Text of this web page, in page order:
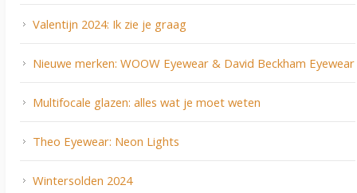
Valentijn 2024: Ik zie je graag
Nieuwe merken: WOOW Eyewear & David Beckham Eyewear
Multifocale glazen: alles wat je moet weten
Theo Eyewear: Neon Lights
Wintersolden 2024